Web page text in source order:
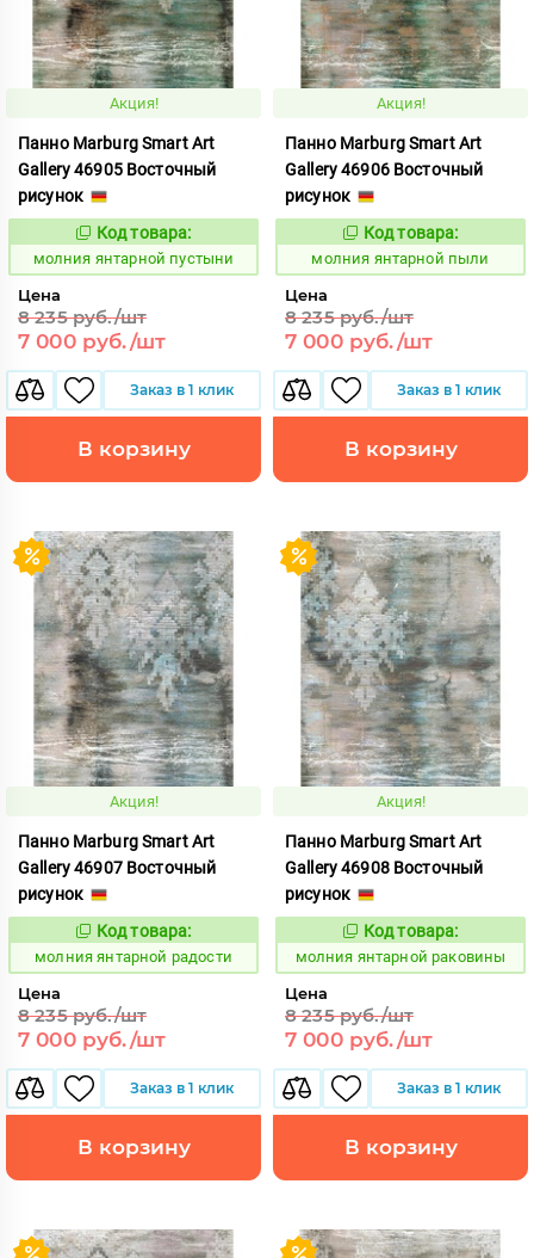
Акция!
Панно Marburg Smart Art
Gallery 46905 Восточный
рисунок
1015450
Код товара:
молния янтарной пустыни
Цена
8 235 руб./шт
7 000 руб./шт
Заказ в 1 клик
В корзину
Акция!
Панно Marburg Smart Art
Gallery 46906 Восточный
рисунок
1015451
Код товара:
молния янтарной пыли
Цена
8 235 руб./шт
7 000 руб./шт
Заказ в 1 клик
В корзину
Акция!
Панно Marburg Smart Art
Gallery 46907 Восточный
рисунок
1015452
Код товара:
молния янтарной радости
Цена
8 235 руб./шт
7 000 руб./шт
Заказ в 1 клик
В корзину
Акция!
Панно Marburg Smart Art
Gallery 46908 Восточный
рисунок
1015453
Код товара:
молния янтарной раковины
Цена
8 235 руб./шт
7 000 руб./шт
Заказ в 1 клик
В корзину